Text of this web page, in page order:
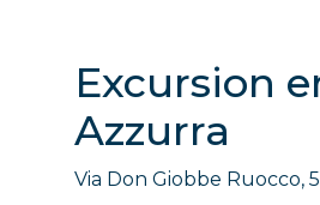
Excursion
Azzurra
Via Don Giobbe Ruocco,